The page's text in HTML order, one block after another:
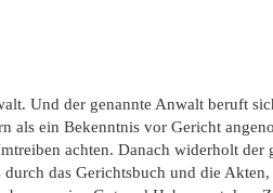
Und der genannte Anwalt beruft
als ein Bekenntnis vor Gericht
achten. Danach widerholt
das Gerichtsbuch und die